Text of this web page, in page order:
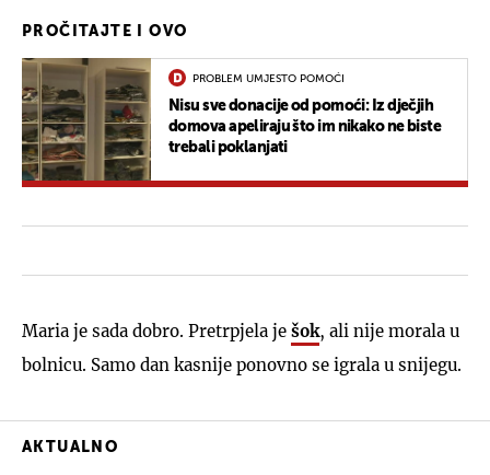
PROČITAJTE I OVO
PROBLEM UMJESTO POMOĆI
Nisu sve donacije od pomoći: Iz dječjih
domova apeliraju što im nikako ne biste
trebali poklanjati
Maria je sada dobro. Pretrpjela je šok, ali nije morala u
bolnicu. Samo dan kasnije ponovno se igrala u snijegu.
AKTUALNO